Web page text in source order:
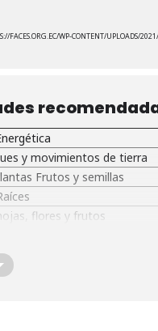
FACES.ORG.EC/WP-CONTENT/UPLOADS/
y movimientos de tierra
Frutos y semillas
flores y frutos
Ensilaje
Aplicación herbicidas